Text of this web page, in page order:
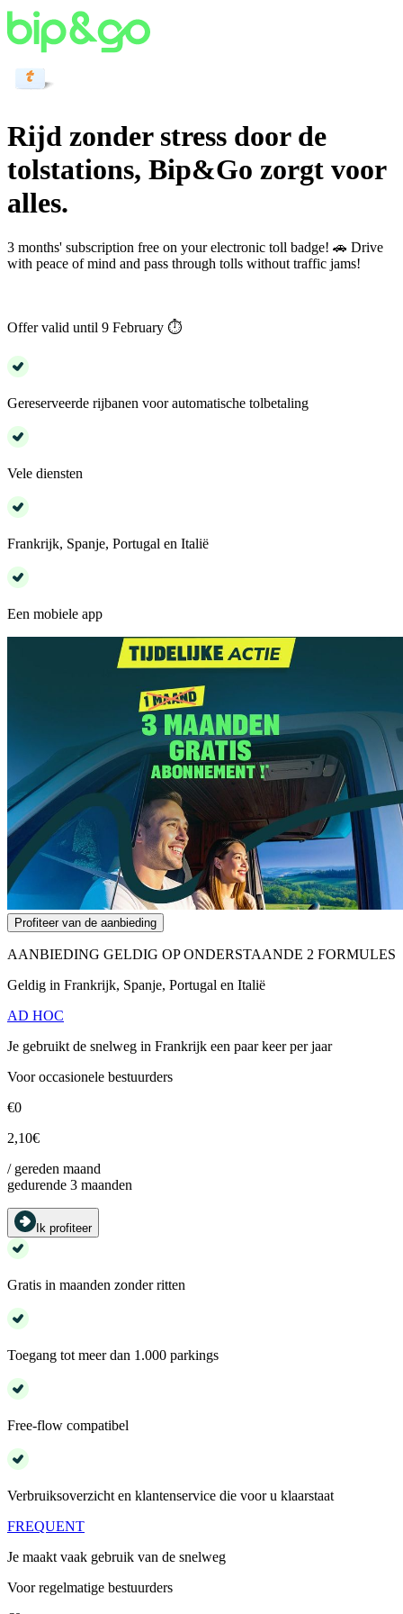
Rijd zonder stress door de
tolstations, Bip&Go zorgt voor
alles.
3 months' subscription free on your electronic toll badge! 🚗 Drive
with peace of mind and pass through tolls without traffic jams!
Offer valid until 9 February ⏱️
Gereserveerde rijbanen voor automatische tolbetaling
Vele diensten
Frankrijk, Spanje, Portugal en Italië
Een mobiele app
Profiteer van de aanbieding
AANBIEDING GELDIG OP ONDERSTAANDE 2 FORMULES
Geldig in Frankrijk, Spanje, Portugal en Italië
AD HOC
Je gebruikt de snelweg in Frankrijk een paar keer per jaar
Voor occasionele bestuurders
€0
2,10€
/ gereden maand
gedurende 3 maanden
Ik profiteer
Gratis in maanden zonder ritten
Toegang tot meer dan 1.000 parkings
Free-flow compatibel
Verbruiksoverzicht en klantenservice die voor u klaarstaat
FREQUENT
Je maakt vaak gebruik van de snelweg
Voor regelmatige bestuurders